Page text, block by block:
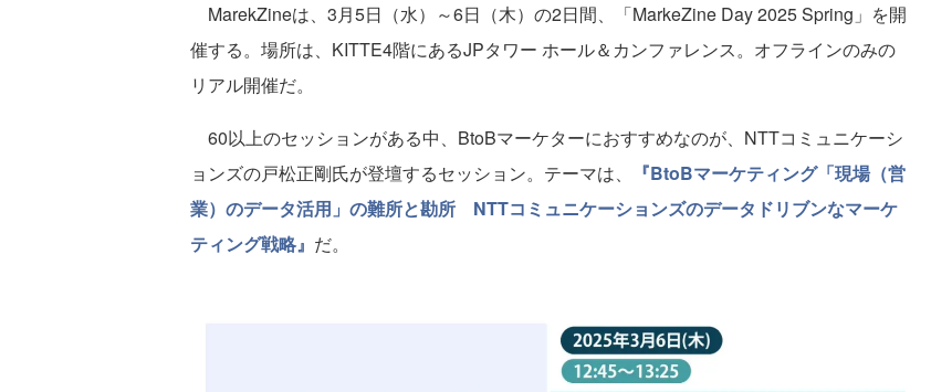
MarekZineは、3月5日（水）～6日（木）の2日間、「MarkeZine Day 2025 Spring」を開
催する。場所は、KITTE4階にあるJPタワー ホール＆カンファレンス。オフラインのみの
リアル開催だ。
60以上のセッションがある中、BtoBマーケターにおすすめなのが、NTTコミュニケーシ
ョンズの戸松正剛氏が登壇するセッション。テーマは、
『BtoBマーケティング「現場（営
業）のデータ活用」の難所と勘所 NTTコミュニケーションズのデータドリブンなマーケ
ティング戦略』 だ。